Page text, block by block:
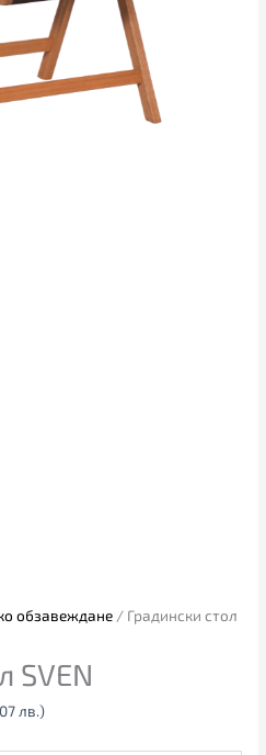
обзавеждане / Градински стол
SVEN
лв.)